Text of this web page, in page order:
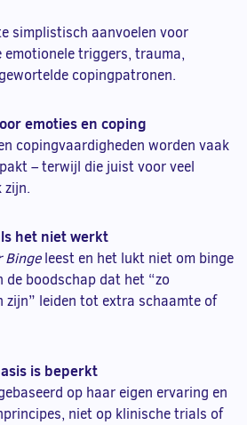
simplistisch aanvoelen voor
emotionele triggers, trauma,
copingpatronen.
emoties en coping
copingvaardigheden worden vaak
– terwijl die juist voor veel
zijn.
het niet werkt
Bingeleest en het lukt niet om binge
de boodschap dat het “zo
zijn” leiden tot extra schaamte of
is beperkt
op haar eigen ervaring en
niet op klinische trials of